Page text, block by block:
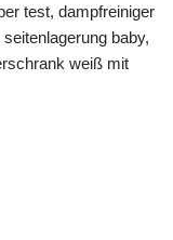
test, dampfreiniger
baby,
weiß mit